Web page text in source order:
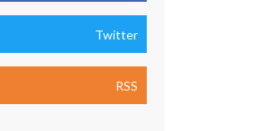
Twitter
RSS